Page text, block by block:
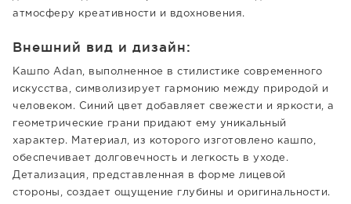
атмосферу креативности и вдохновения.
Внешний вид и дизайн:
Кашпо Adan, выполненное в стилистике современного
искусства, символизирует гармонию между природой и
человеком. Синий цвет добавляет свежести и яркости, а
геометрические грани придают ему уникальный
характер. Материал, из которого изготовлено кашпо,
обеспечивает долговечность и легкость в уходе.
Детализация, представленная в форме лицевой
стороны, создает ощущение глубины и оригинальности.